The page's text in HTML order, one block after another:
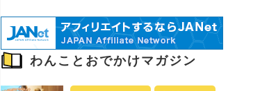
わんことおでかけマガジン